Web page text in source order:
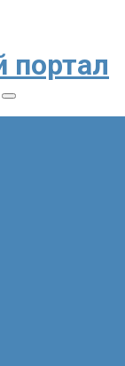
портал